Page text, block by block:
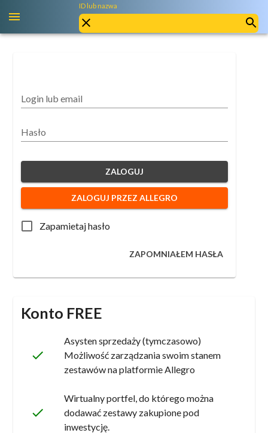
ID lub nazwa
Login lub email
Hasło
ZALOGUJ
ZALOGUJ PRZEZ ALLEGRO
Zapamietaj hasło
ZAPOMNIAŁEM HASŁA
Konto FREE
done
Asysten sprzedaży (tymczasowo)
Możliwość zarządzania swoim stanem
zestawów na platformie Allegro
done
Wirtualny portfel, do którego można
dodawać zestawy zakupione pod
inwestycję.